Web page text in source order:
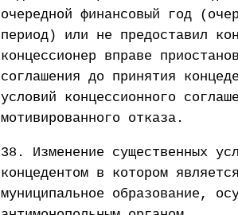
очередной финансовый год
период) или не предоставил
концессионер вправе
соглашения до принятия
условий концессионного
мотивированного отказа.
38. Изменение существенных
концедентом в котором
муниципальное образование,